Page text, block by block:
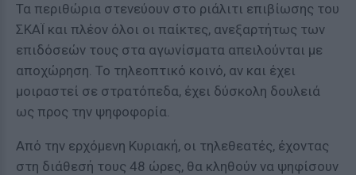
Τα περιθώρια στενεύουν στο ριάλιτι επιβίωσης του
ΣΚΑΪ και πλέον όλοι οι παίκτες, ανεξαρτήτως των
επιδόσεών τους στα αγωνίσματα απειλούνται με
αποχώρηση. Το τηλεοπτικό κοινό, αν και έχει
μοιραστεί σε στρατόπεδα, έχει δύσκολη δουλειά
ως προς την ψηφοφορία.
Από την ερχόμενη Κυριακή, οι τηλεθεατές, έχοντας
στη διάθεσή τους 48 ώρες, θα κληθούν να ψηφίσουν